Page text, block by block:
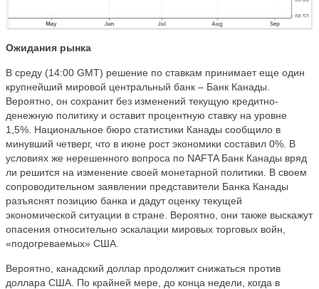
Ожидания рынка
В среду (14:00 GMT) решение по ставкам принимает еще один
крупнейший мировой центральный банк – Банк Канады.
Вероятно, он сохранит без изменений текущую кредитно-
денежную политику и оставит процентную ставку на уровне
1,5%. Национальное бюро статистики Канады сообщило в
минувший четверг, что в июне рост экономики составил 0%. В
условиях же нерешенного вопроса по NAFTA Банк Канады вряд
ли решится на изменение своей монетарной политики. В своем
сопроводительном заявлении представители Банка Канады
разъяснят позицию банка и дадут оценку текущей
экономической ситуации в стране. Вероятно, они также выскажут
опасения относительно эскалации мировых торговых войн,
«подогреваемых» США.
Вероятно, канадский доллар продолжит снижаться против
доллара США. По крайней мере, до конца недели, когда в